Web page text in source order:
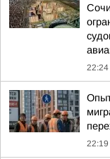
22:24
22:19